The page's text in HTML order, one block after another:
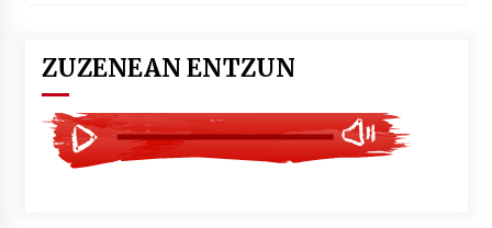
ZUZENEAN ENTZUN